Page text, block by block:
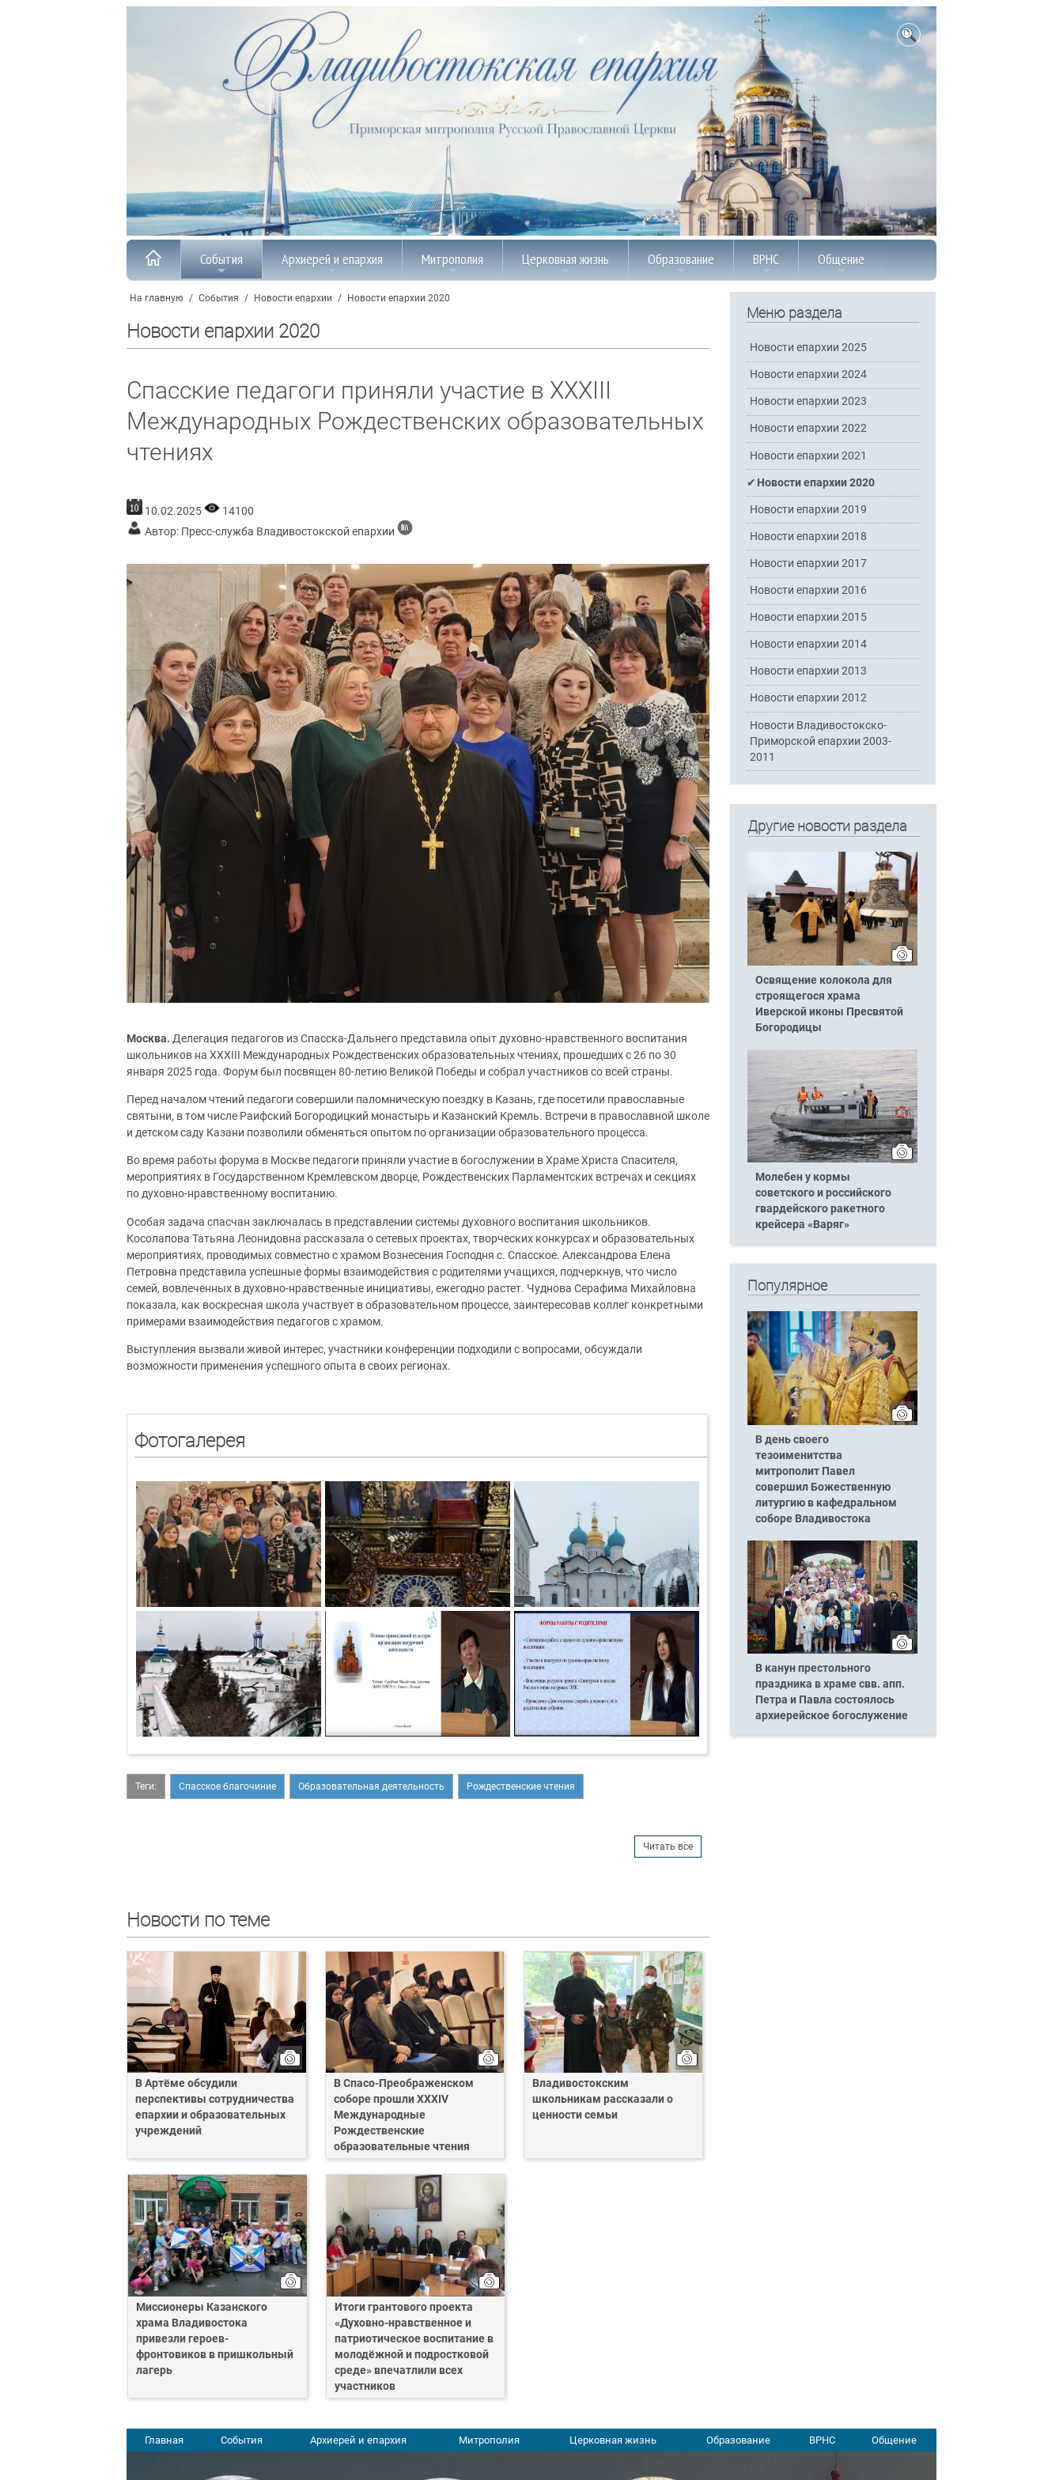
События Архиерей и епархия Митрополия Церковная жизнь Образование ВРНС Общение
На главную / События / Новости епархии / Новости епархии 2020
Новости епархии 2020
Спасские педагоги приняли участие в XXXIII
Международных Рождественских образовательных
чтениях
10.02.2025
14100
Автор: Пресс-служба Владивостокской епархии
Москва. Делегация педагогов из Спасска-Дальнего представила опыт духовно-нравственного воспитания
школьников на XXXIII Международных Рождественских образовательных чтениях, прошедших с 26 по 30
января 2025 года. Форум был посвящен 80-летию Великой Победы и собрал участников со всей страны.
Перед началом чтений педагоги совершили паломническую поездку в Казань, где посетили православные
святыни, в том числе Раифский Богородицкий монастырь и Казанский Кремль. Встречи в православной школе
и детском саду Казани позволили обменяться опытом по организации образовательного процесса.
Во время работы форума в Москве педагоги приняли участие в богослужении в Храме Христа Спасителя,
мероприятиях в Государственном Кремлевском дворце, Рождественских Парламентских встречах и секциях
по духовно-нравственному воспитанию.
Особая задача спасчан заключалась в представлении системы духовного воспитания школьников.
Косолапова Татьяна Леонидовна рассказала о сетевых проектах, творческих конкурсах и образовательных
мероприятиях, проводимых совместно с храмом Вознесения Господня с. Спасское. Александрова Елена
Петровна представила успешные формы взаимодействия с родителями учащихся, подчеркнув, что число
семей, вовлеченных в духовно-нравственные инициативы, ежегодно растет. Чуднова Серафима Михайловна
показала, как воскресная школа участвует в образовательном процессе, заинтересовав коллег конкретными
примерами взаимодействия педагогов с храмом.
Выступления вызвали живой интерес, участники конференции подходили с вопросами, обсуждали
возможности применения успешного опыта в своих регионах.
Фотогалерея
Теги: Спасское благочиние Образовательная деятельность Рождественские чтения
Читать все
Новости по теме
В Артёме обсудили
перспективы сотрудничества
епархии и образовательных
учреждений
В Спасо-Преображенском
соборе прошли XXXIV
Международные
Рождественские
образовательные чтения
Владивостокским
школьникам рассказали о
ценности семьи
Миссионеры Казанского
храма Владивостока
привезли героев-
фронтовиков в пришкольный
лагерь
Итоги грантового проекта
«Духовно-нравственное и
патриотическое воспитание в
молодёжной и подростковой
среде» впечатлили всех
участников
Меню раздела
Новости епархии 2025
Новости епархии 2024
Новости епархии 2023
Новости епархии 2022
Новости епархии 2021
Новости епархии 2020
Новости епархии 2019
Новости епархии 2018
Новости епархии 2017
Новости епархии 2016
Новости епархии 2015
Новости епархии 2014
Новости епархии 2013
Новости епархии 2012
Новости Владивостокско-
Приморской епархии 2003-
2011
Другие новости раздела
Освящение колокола для
строящегося храма
Иверской иконы Пресвятой
Богородицы
Молебен у кормы
советского и российского
гвардейского ракетного
крейсера «Варяг»
Популярное
В день своего
тезоименитства
митрополит Павел
совершил Божественную
литургию в кафедральном
соборе Владивостока
В канун престольного
праздника в храме свв. апп.
Петра и Павла состоялось
архиерейское богослужение
Главная События Архиерей и епархия Митрополия Церковная жизнь Образование ВРНС Общение